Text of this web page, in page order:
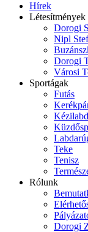
Hírek
Létesítmények
Dorogi
Nipl
Dorogi
Városi
Sportágak
Futás
Teke
Tenisz
Rólunk
Dorogi